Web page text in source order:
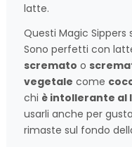
latte.
Questi Magic
Sono perfetti con
scremato o
vegetale come
chi è intollerante al
usarli anche per
rimaste sul fondo